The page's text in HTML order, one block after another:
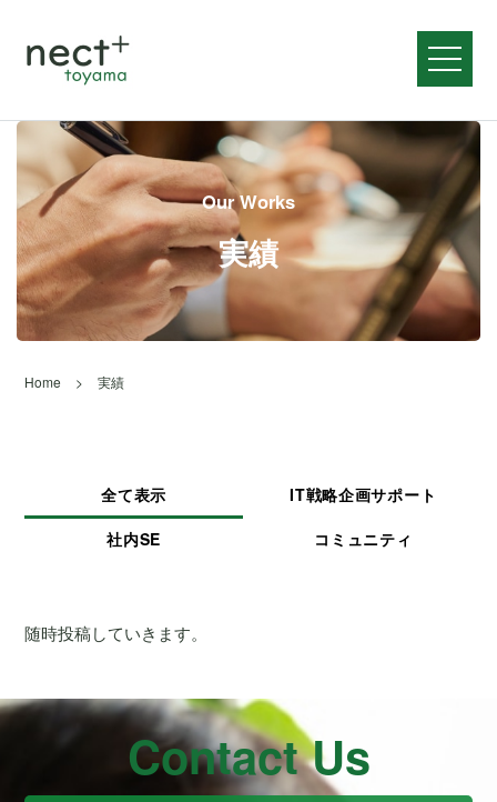
メニ
Our Works
実績
Home > 実績
全て表示
IT戦略企画サポート
社内SE
コミュニティ
随時投稿していきます。
Contact Us